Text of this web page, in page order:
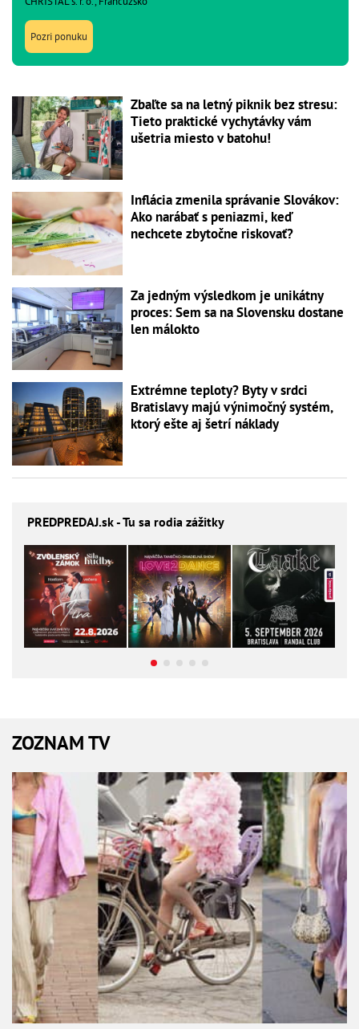
Pozri ponuku
Zbaľte sa na letný piknik bez stresu:
Tieto praktické vychytávky vám
ušetria miesto v batohu!
Inflácia zmenila správanie Slovákov:
Ako narábať s peniazmi, keď
nechcete zbytočne riskovať?
Za jedným výsledkom je unikátny
proces: Sem sa na Slovensku dostane
len málokto
Extrémne teploty? Byty v srdci
Bratislavy majú výnimočný systém,
ktorý ešte aj šetrí náklady
PREDPREDAJ.sk - Tu sa rodia zážitky
ZOZNAM TV